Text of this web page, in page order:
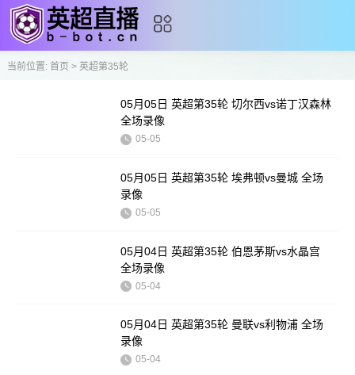
当前位置: 首页 > 英超第35轮
05月05日 英超第35轮 切尔西vs诺丁汉森林
全场录像
05-05
05月05日 英超第35轮 埃弗顿vs曼城 全场
录像
05-05
05月04日 英超第35轮 伯恩茅斯vs水晶宫
全场录像
05-04
05月04日 英超第35轮 曼联vs利物浦 全场
录像
05-04